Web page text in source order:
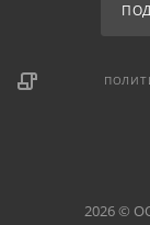
2026 ©